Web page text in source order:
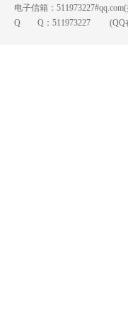
电子信箱：
Q Q： 511973227 (QQ在